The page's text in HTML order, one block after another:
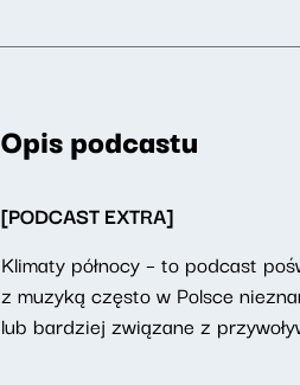
Opis podcastu
[PODCAST EXTRA]
Klimaty północy – to podcast
z muzyką często w Polsce
lub bardziej związane z